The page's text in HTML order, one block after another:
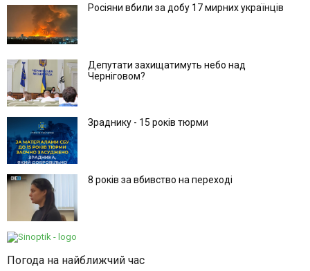
Росіяни вбили за добу 17 мирних українців
Депутати захищатимуть небо над
Черніговом?
Зраднику - 15 років тюрми
8 років за вбивство на переході
Погода на найближчий час